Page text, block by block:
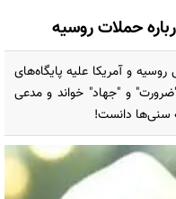
حملات روسیه
و آمریکا علیه پایگاه‌های
و "جهاد" خواند و مدعی
سنی‌ها دانست!